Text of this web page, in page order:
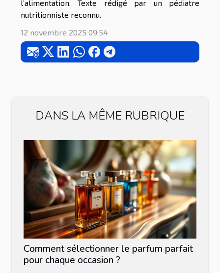
l’alimentation. Texte rédigé par un pédiatre
nutritionniste reconnu.
12 novembre 2025 09:54
DANS LA MÊME RUBRIQUE
Comment sélectionner le parfum parfait
pour chaque occasion ?